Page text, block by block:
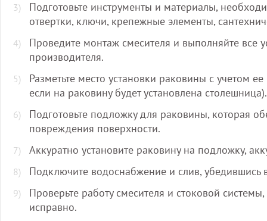
Подготовьте инструменты и материалы,
отвертки, ключи, крепежные элементы,
Проведите монтаж смесителя и выполняйте все
производителя.
Разметьте место установки раковины с учетом
если на раковину будет установлена столешница).
Подготовьте подложку для раковины, которая
повреждения поверхности.
Аккуратно установите раковину на подложку,
Подключите водоснабжение и слив, убедившись
Проверьте работу смесителя и стоковой
исправно.